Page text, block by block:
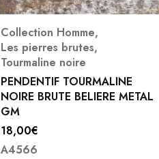
Collection Homme,
Les pierres brutes,
Tourmaline noire
PENDENTIF TOURMALINE
NOIRE BRUTE BELIERE METAL
GM
18,00€
A4566